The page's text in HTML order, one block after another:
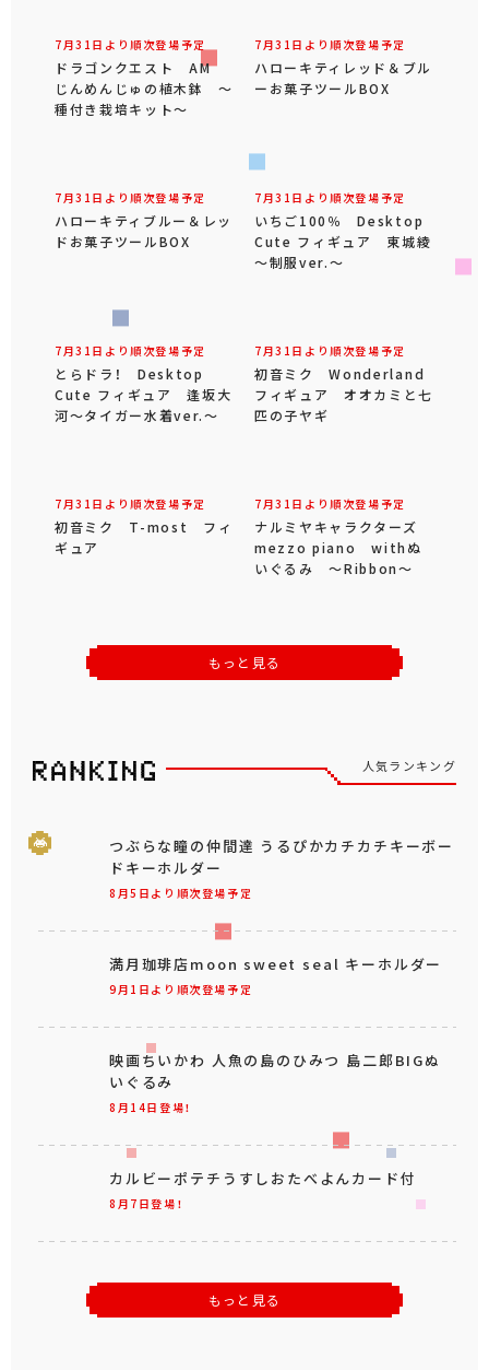
7月31日より順次登場予定
ドラゴンクエスト AM
じんめんじゅの植木鉢 ～
種付き栽培キット～
7月31日より順次登場予定
ハローキティレッド＆ブル
ーお菓子ツールBOX
7月31日より順次登場予定
ハローキティブルー＆レッ
ドお菓子ツールBOX
7月31日より順次登場予定
いちご100％ Desktop
Cute フィギュア 東城綾
～制服ver.～
7月31日より順次登場予定
とらドラ！ Desktop
Cute フィギュア 逢坂大
河～タイガー水着ver.～
7月31日より順次登場予定
初音ミク Wonderland
フィギュア オオカミと七
匹の子ヤギ
7月31日より順次登場予定
初音ミク T-most フィ
ギュア
7月31日より順次登場予定
ナルミヤキャラクターズ
mezzo piano withぬ
いぐるみ ～Ribbon～
もっと見る
人気ランキング
8月5日より順次登場予定
つぶらな瞳の仲間達 うるぴかカチカチキーボー
ドキーホルダー
9月1日より順次登場予定
満月珈琲店moon sweet seal キーホルダー
8月14日登場！
映画ちいかわ 人魚の島のひみつ 島二郎BIGぬ
いぐるみ
8月7日登場！
カルビーポテチうすしおたべよんカード付
もっと見る